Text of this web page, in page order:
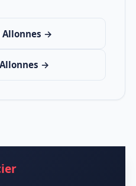
Allonnes →
→